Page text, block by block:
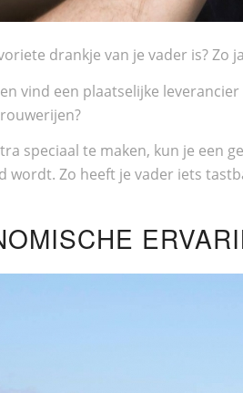
drankje van je vader is? Zo
vind een plaatselijke
speciaal te maken, kun je een
wordt. Zo heeft je vader iets